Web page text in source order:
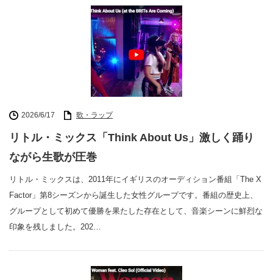
2026/6/17 歌・ラップ
リトル・ミックス「Think About Us」激しく踊り
ながら生歌が圧巻
リトル・ミックスは、2011年にイギリスのオーディション番組「The X
Factor」第8シーズンから誕生した女性グループです。番組の歴史上、
グループとして初めて優勝を果たした存在として、音楽シーンに鮮烈な
印象を残しました。202…